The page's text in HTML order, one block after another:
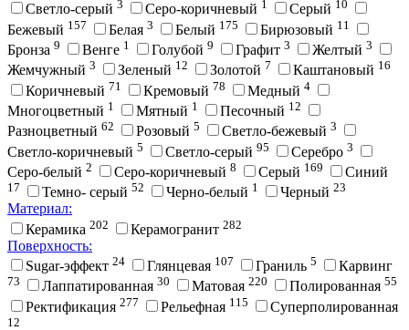
Cветло-серый 3 Cеро-коричневый 1 Cерый 10
Бежевый 157 Белая 3 Белый 175 Бирюзовый 11
Бронза 9 Венге 1 Голубой 9 Графит 3 Желтый 3
Жемчужный 3 Зеленый 12 Золотой 7 Каштановый 16
Коричневый 71 Кремовый 78 Медный 4
Многоцветный 1 Мятный 1 Песочный 12
Разноцветный 62 Розовый 5 Светло-бежевый 3
Светло-коричневый 5 Светло-серый 95 Серебро 3
Серо-белый 2 Серо-коричневый 8 Серый 169 Синий
17 Темно- серый 52 Черно-белый 1 Черный 23
Материал:
Керамика 202 Керамогранит 282
Поверхность:
Sugar-эффект 24 Глянцевая 107 Граниль 5 Карвинг
73 Лаппатированная 30 Матовая 220 Полированная 55
Ректификация 277 Рельефная 115 Суперполированная
12